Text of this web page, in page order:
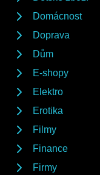
Domácnost
Doprava
Dům
E-shopy
Elektro
Erotika
Filmy
Finance
Firmy